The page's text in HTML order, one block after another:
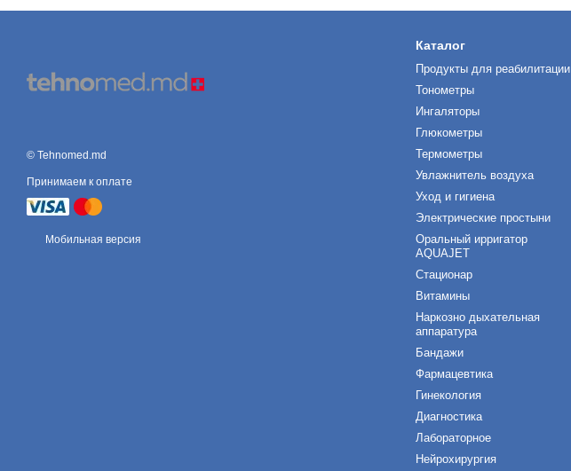
© Tehnomed.md
Принимаем к оплате
Мобильная версия
Каталог
Продукты для реабилитации
Тонометры
Ингаляторы
Глюкометры
Термометры
Увлажнитель воздуха
Уход и гигиена
Электрические простыни
Оральный ирригатор
AQUAJET
Стационар
Витамины
Наркозно дыхательная
аппаратура
Бандажи
Фармацевтика
Гинекология
Диагностика
Лабораторное
Нейрохирургия